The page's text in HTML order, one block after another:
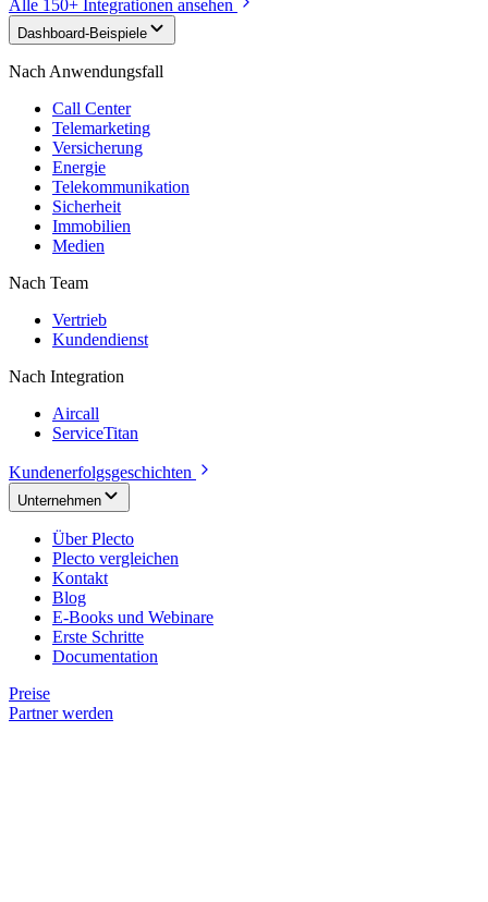
Alle 150+ Integrationen ansehen
Dashboard-Beispiele
Nach Anwendungsfall
Call Center
Telemarketing
Versicherung
Energie
Telekommunikation
Sicherheit
Immobilien
Medien
Nach Team
Vertrieb
Kundendienst
Nach Integration
Aircall
ServiceTitan
Kundenerfolgsgeschichten
Unternehmen
Über Plecto
Plecto vergleichen
Kontakt
Blog
E-Books und Webinare
Erste Schritte
Documentation
Preise
Partner werden